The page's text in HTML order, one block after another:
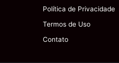
Política de Privacidade
Termos de Uso
Contato